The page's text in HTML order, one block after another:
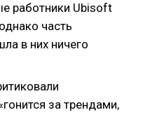
работники Ubisoft
часть
в них ничего
за трендами,